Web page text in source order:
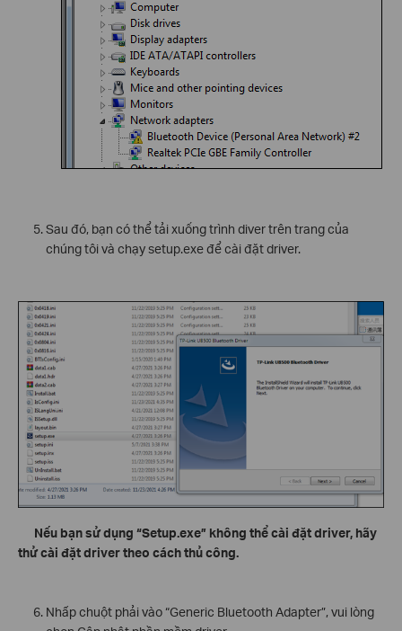
Sau đó, bạn có thể tải xuống trình diver trên trang của
chúng tôi và chạy setup.exe để cài đặt driver.
Nếu bạn sử dụng “Setup.exe” không thể cài đặt driver, hãy
thử cài đặt driver theo cách thủ công.
Nhấp chuột phải vào “Generic Bluetooth Adapter”, vui lòng